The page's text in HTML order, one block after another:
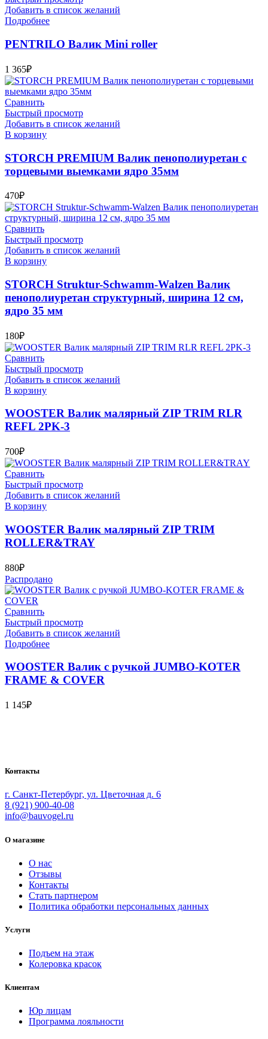
Добавить в список желаний
Подробнее
PENTRILO Валик Mini roller
1 365₽
Сравнить
Быстрый просмотр
Добавить в список желаний
В корзину
STORCH PREMIUM Валик пенополиуретан с
торцевыми выемками ядро 35мм
470₽
Сравнить
Быстрый просмотр
Добавить в список желаний
В корзину
STORCH Struktur-Schwamm-Walzen Валик
пенополиуретан структурный, ширина 12 см,
ядро 35 мм
180₽
Сравнить
Быстрый просмотр
Добавить в список желаний
В корзину
WOOSTER Валик малярный ZIP TRIM RLR
REFL 2PK-3
700₽
Сравнить
Быстрый просмотр
Добавить в список желаний
В корзину
WOOSTER Валик малярный ZIP TRIM
ROLLER&TRAY
880₽
Распродано
Сравнить
Быстрый просмотр
Добавить в список желаний
Подробнее
WOOSTER Валик с ручкой JUMBO-KOTER
FRAME & COVER
1 145₽
Контакты
г. Санкт-Петербург, ул. Цветочная д. 6
8 (921) 900-40-08
info@bauvogel.ru
О магазине
О нас
Отзывы
Контакты
Стать партнером
Политика обработки персональных данных
Услуги
Подъем на этаж
Колеровка красок
Клиентам
Юр лицам
Программа лояльности